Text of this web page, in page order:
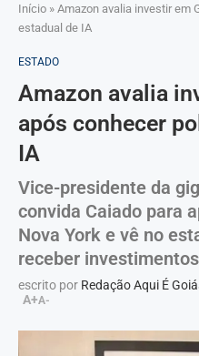
Início » Amazon avalia investir em
estadual de IA
ESTADO
Amazon avalia
após conhecer
IA
Vice-presidente da
convida Caiado para
Nova York e vê no
receber
escrito por Redação Aqui É
A+A-